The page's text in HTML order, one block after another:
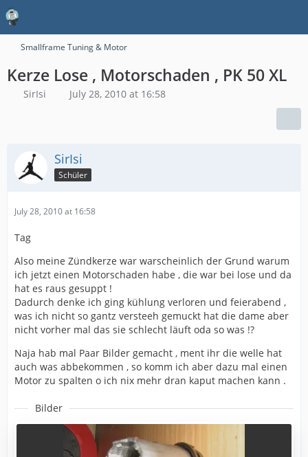
Smallframe Tuning & Motor
Kerze Lose , Motorschaden , PK 50 XL
SirIsi July 28, 2010 at 16:58
SirIsi
Schüler
July 28, 2010 at 16:58
Tag
Also meine Zündkerze war warscheinlich der Grund warum
ich jetzt einen Motorschaden habe , die war bei lose und da
hat es raus gesuppt !
Dadurch denke ich ging kühlung verloren und feierabend ,
was ich nicht so gantz versteeh gemuckt hat die dame aber
nicht vorher mal das sie schlecht läuft oda so was !?
Naja hab mal Paar Bilder gemacht , ment ihr die welle hat
auch was abbekommen , so komm ich aber dazu mal einen
Motor zu spalten o ich nix mehr dran kaput machen kann .
Bilder